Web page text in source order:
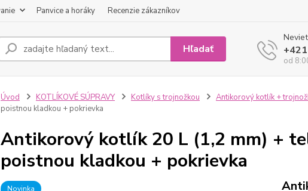
Panvice a horáky Recenzie zákazníkov
Hľadať
od
Úvod KOTLÍKOVÉ SÚPRAVY Kotlíky s trojnožkou Antikorový kotlík +
poistnou kladkou + pokrievka
Antikorový kotlík 20 L (1,2 mm) +
poistnou kladkou + pokrievka
Novinka